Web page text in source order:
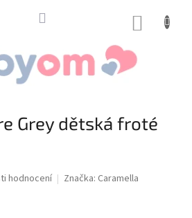
Grey dětská froté
hodnocení Značka: Caramella